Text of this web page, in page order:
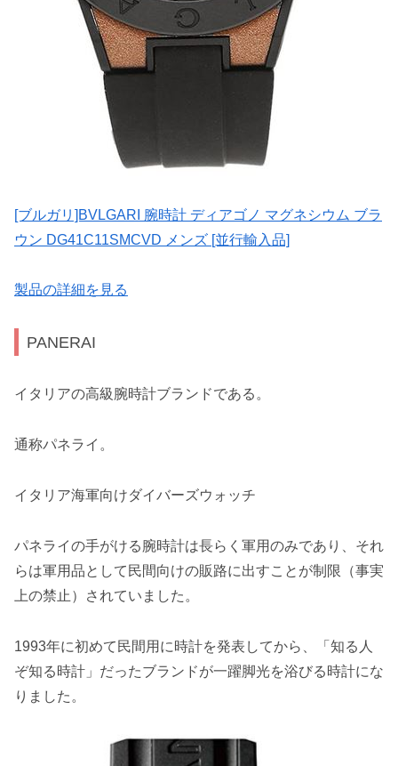
[ブルガリ]BVLGARI 腕時計 ディアゴノ マグネシウム ブラ
ウン DG41C11SMCVD メンズ [並行輸入品]
製品の詳細を見る
PANERAI
イタリアの高級腕時計ブランドである。
通称パネライ。
イタリア海軍向けダイバーズウォッチ
パネライの手がける腕時計は長らく軍用のみであり、それ
らは軍用品として民間向けの販路に出すことが制限（事実
上の禁止）されていました。
1993年に初めて民間用に時計を発表してから、「知る人
ぞ知る時計」だったブランドが一躍脚光を浴びる時計にな
りました。